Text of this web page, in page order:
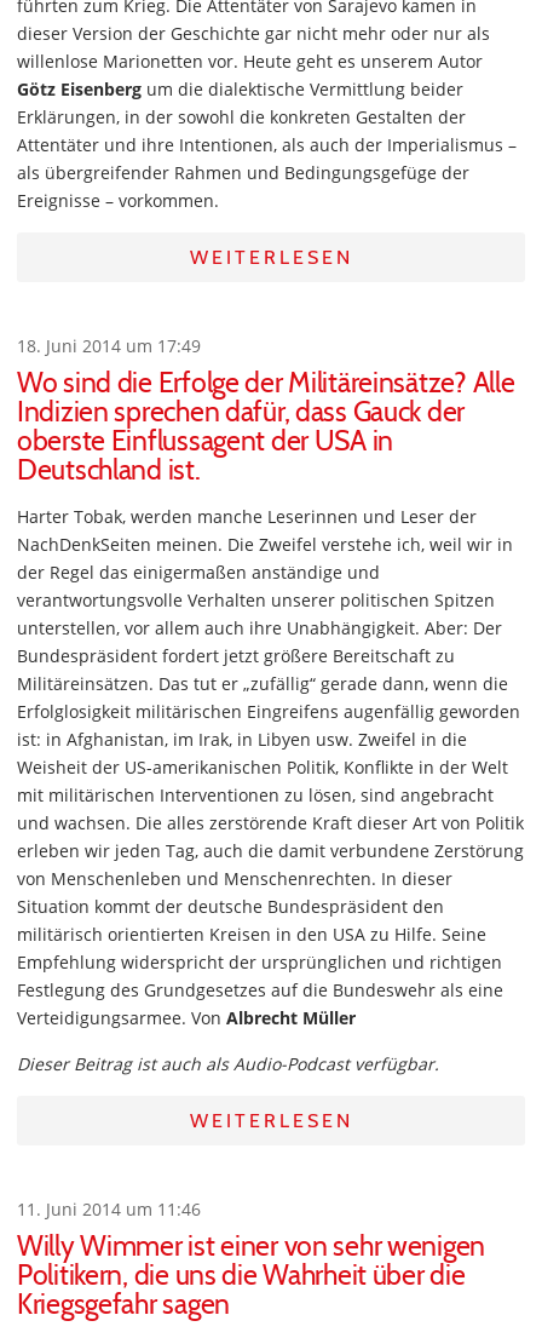
führten zum Krieg. Die Attentäter von Sarajevo kamen in
dieser Version der Geschichte gar nicht mehr oder nur als
willenlose Marionetten vor. Heute geht es unserem Autor
Götz Eisenberg um die dialektische Vermittlung beider
Erklärungen, in der sowohl die konkreten Gestalten der
Attentäter und ihre Intentionen, als auch der Imperialismus –
als übergreifender Rahmen und Bedingungsgefüge der
Ereignisse – vorkommen.
WEITERLESEN
18. Juni 2014 um 17:49
Wo sind die Erfolge der Militäreinsätze? Alle
Indizien sprechen dafür, dass Gauck der
oberste Einflussagent der USA in
Deutschland ist.
Harter Tobak, werden manche Leserinnen und Leser der
NachDenkSeiten meinen. Die Zweifel verstehe ich, weil wir in
der Regel das einigermaßen anständige und
verantwortungsvolle Verhalten unserer politischen Spitzen
unterstellen, vor allem auch ihre Unabhängigkeit. Aber: Der
Bundespräsident fordert jetzt größere Bereitschaft zu
Militäreinsätzen. Das tut er „zufällig“ gerade dann, wenn die
Erfolglosigkeit militärischen Eingreifens augenfällig geworden
ist: in Afghanistan, im Irak, in Libyen usw. Zweifel in die
Weisheit der US-amerikanischen Politik, Konflikte in der Welt
mit militärischen Interventionen zu lösen, sind angebracht
und wachsen. Die alles zerstörende Kraft dieser Art von Politik
erleben wir jeden Tag, auch die damit verbundene Zerstörung
von Menschenleben und Menschenrechten. In dieser
Situation kommt der deutsche Bundespräsident den
militärisch orientierten Kreisen in den USA zu Hilfe. Seine
Empfehlung widerspricht der ursprünglichen und richtigen
Festlegung des Grundgesetzes auf die Bundeswehr als eine
Verteidigungsarmee. Von Albrecht Müller
Dieser Beitrag ist auch als Audio-Podcast verfügbar.
WEITERLESEN
11. Juni 2014 um 11:46
Willy Wimmer ist einer von sehr wenigen
Politikern, die uns die Wahrheit über die
Kriegsgefahr sagen